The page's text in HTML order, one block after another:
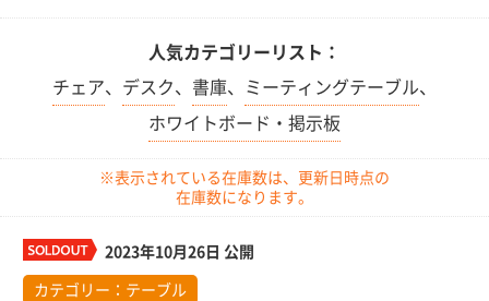
人気カテゴリーリスト：
チェア、 デスク、 書庫、 ミーティングテーブル、
ホワイトボード・掲示板
※表示されている在庫数は、更新日時点の
在庫数になります。
2023年10月26日 公開
カテゴリー： テーブル